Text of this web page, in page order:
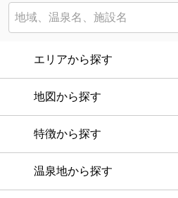
エリアから探す
地図から探す
特徴から探す
温泉地から探す